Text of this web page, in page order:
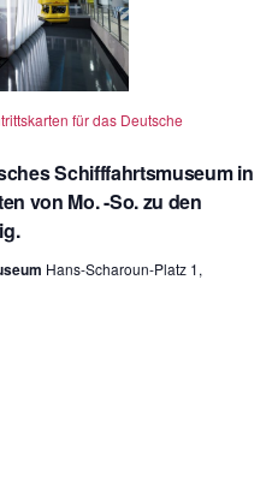
Schifffahrtsmuseum in
von Mo. -So. zu den
für das Deutsche
Hans-Scharoun-Platz 1,